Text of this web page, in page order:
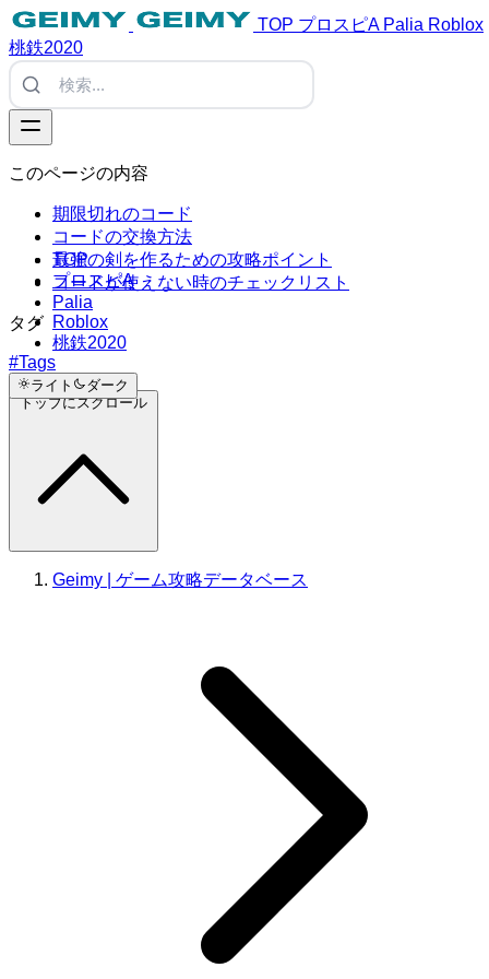
TOP プロスピA Palia Roblox
桃鉄2020
TOP
プロスピA
Palia
Roblox
桃鉄2020
ライト ダーク
このページの内容
期限切れのコード
コードの交換方法
最強の剣を作るための攻略ポイント
コードが使えない時のチェックリスト
タグ
#Tags
トップにスクロール
Geimy | ゲーム攻略データベース